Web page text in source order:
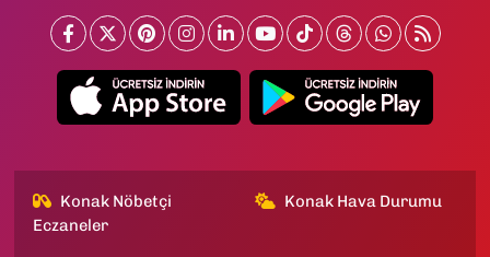
Konak Nöbetçi
Eczaneler
Konak Hava Durumu